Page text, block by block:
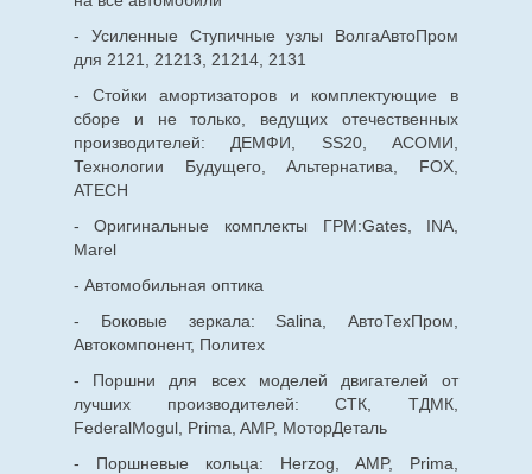
- Усиленные Ступичные узлы ВолгаАвтоПром
для 2121, 21213, 21214, 2131
- Стойки амортизаторов и комплектующие в
сборе и не только, ведущих отечественных
производителей: ДЕМФИ, SS20, АСОМИ,
Технологии Будущего, Альтернатива, FOX,
ATECH
- Оригинальные комплекты ГРМ:Gates, INA,
Marel
- Автомобильная оптика
- Боковые зеркала: Salina, АвтоТехПром,
Автокомпонент, Политех
- Поршни для всех моделей двигателей от
лучших производителей: СТК, ТДМК,
FederalMogul, Prima, AMP, МоторДеталь
- Поршневые кольца: Herzog, AMP, Prima,